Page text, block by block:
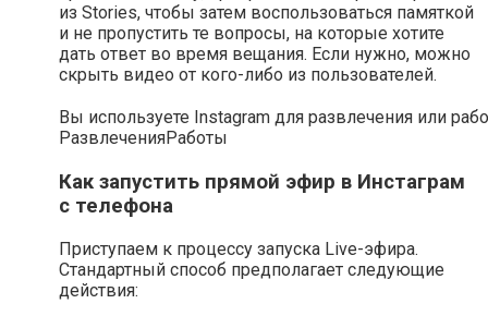
из Stories, чтобы затем воспользоваться памяткой
и не пропустить те вопросы, на которые хотите
дать ответ во время вещания. Если нужно, можно
скрыть видео от кого-либо из пользователей.
Вы используете Instagram для развлечения или
РазвлеченияРаботы
Как запустить прямой эфир в Инстаграм
с телефона
Приступаем к процессу запуска Live-эфира.
Стандартный способ предполагает следующие
действия: